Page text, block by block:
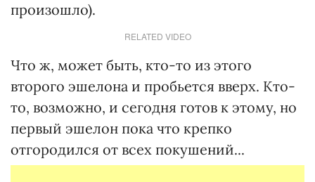
произошло).
RELATED VIDEO
Что ж, может быть, кто-то из этого
второго эшелона и пробьется вверх. Кто-
то, возможно, и сегодня готов к этому, но
первый эшелон пока что крепко
отгородился от всех покушений...